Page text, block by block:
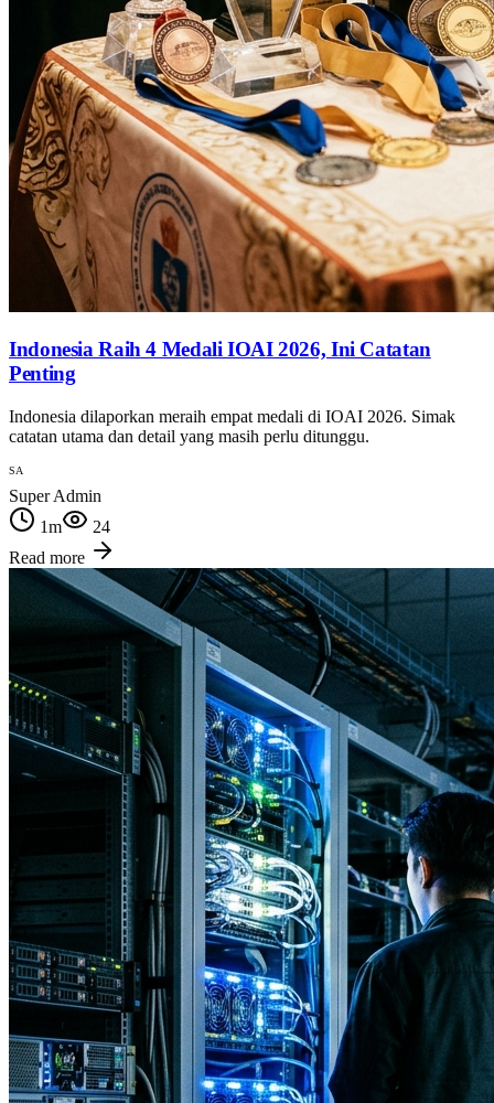
Indonesia Raih 4 Medali IOAI 2026, Ini Catatan
Penting
Indonesia dilaporkan meraih empat medali di IOAI 2026. Simak
catatan utama dan detail yang masih perlu ditunggu.
SA
Super Admin
1m
24
Read more